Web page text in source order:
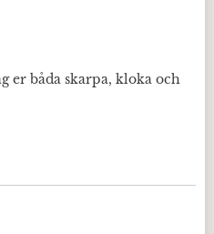
er båda skarpa, kloka och